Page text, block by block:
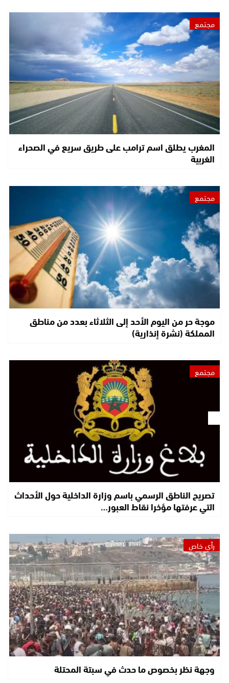
مجتمع
المغرب يطلق اسم ترامب على طريق سريع في الصحراء
الغربية
مجتمع
موجة حر من اليوم الأحد إلى الثلاثاء بعدد من مناطق
المملكة (نشرة إنذارية)
مجتمع
تصريح الناطق الرسمي باسم وزارة الداخلية حول الأحداث
التي عرفتها مؤخرا نقاط العبور…
رأي خاص
وجهة نظر بخصوص ما حدث في سبتة المحتلة